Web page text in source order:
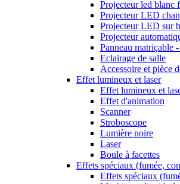
Projecteur led blanc
Projecteur LED
Projecteur LED sur
Projecteur
Panneau matriçable
Eclairage de salle
Accessoire et pièce
Effet lumineux et laser
Effet lumineux et
Effet d'animation
Scanner
Stroboscope
Lumière noire
Laser
Boule à facettes
Effets spéciaux (fumée,
Effets spéciaux